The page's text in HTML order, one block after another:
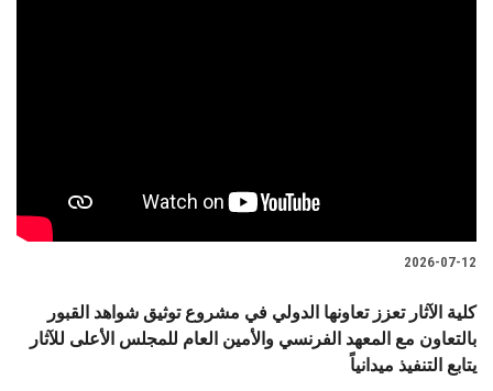
الدراسات العليا
الموظفون
2026-07-12
كلية الآثار تعزز تعاونها الدولي في مشروع توثيق شواهد القبور
بالتعاون مع المعهد الفرنسي والأمين العام للمجلس الأعلى للآثار
يتابع التنفيذ ميدانياً